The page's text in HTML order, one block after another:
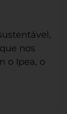
nos
o Ipea, o